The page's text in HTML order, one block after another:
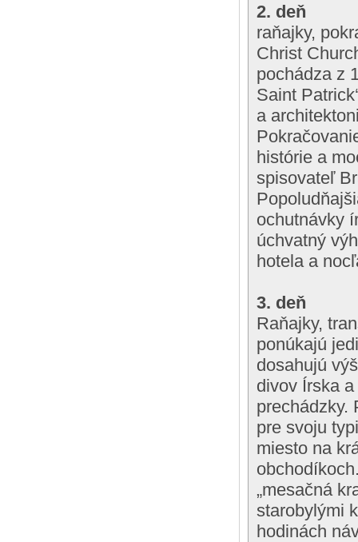
2. deň
raňajky,
Christ
pochádza z
Saint
a
histórie a
spisovateľ
ochutnávky
úchvatný
hotela a
3. deň
Raňajky,
ponúkajú
dosahujú
divov Írska
prechádzky.
pre svoju
miesto na
„mesačná
starobylými
hodinách